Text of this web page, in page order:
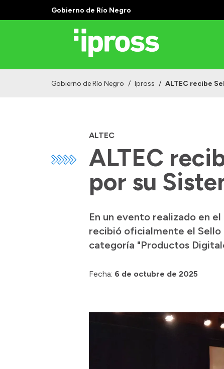
Gobierno de Río Negro
Gobierno de Río Negro / Ipross / ALTEC recibe
ALTEC
ALTEC
por su
En un evento realizado en
recibió oficialmente el Sello
categoría "Productos
Fecha: 6 de octubre de 2025